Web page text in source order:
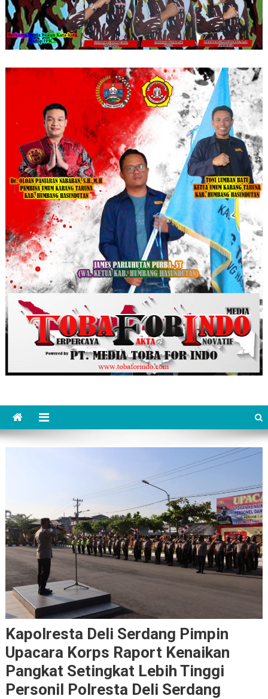
Kapolresta Deli Serdang Pimpin
Upacara Korps Raport Kenaikan
Pangkat Setingkat Lebih Tinggi
Personil Polresta Deli Serdang